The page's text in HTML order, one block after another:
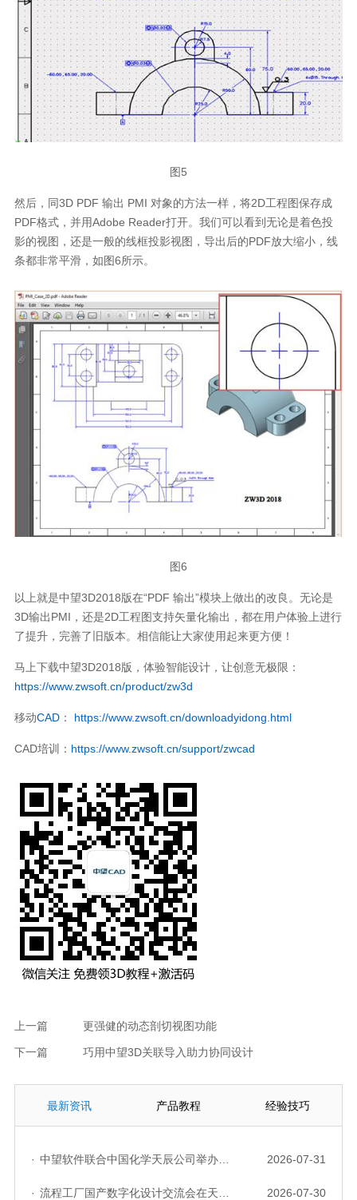
图5
然后，同3D PDF 输出 PMI 对象的方法一样，将2D工程图保存成
PDF格式，并用Adobe Reader打开。我们可以看到无论是着色投
影的视图，还是一般的线框投影视图，导出后的PDF放大缩小，线
条都非常平滑，如图6所示。
图6
以上就是中望3D2018版在“PDF 输出”模块上做出的改良。无论是
3D输出PMI，还是2D工程图支持矢量化输出，都在用户体验上进行
了提升，完善了旧版本。相信能让大家使用起来更方便！
马上下载中望3D2018版，体验智能设计，让创意无极限：
https://www.zwsoft.cn/product/zw3d
移动CAD： https://www.zwsoft.cn/downloadyidong.html
CAD培训： https://www.zwsoft.cn/support/zwcad
上一篇 更强健的动态剖切视图功能
下一篇 巧用中望3D关联导入助力协同设计
最新资讯 产品教程 经验技巧
· 中望软件联合中国化学天辰公司举办“走进标杆企业”研讨会，共探流程工业数字化创新实践 2026-07-31
· 流程工厂国产数字化设计交流会在天津召开，中望自主CAD底座助力行业数字化转型实践获广泛关注 2026-07-30